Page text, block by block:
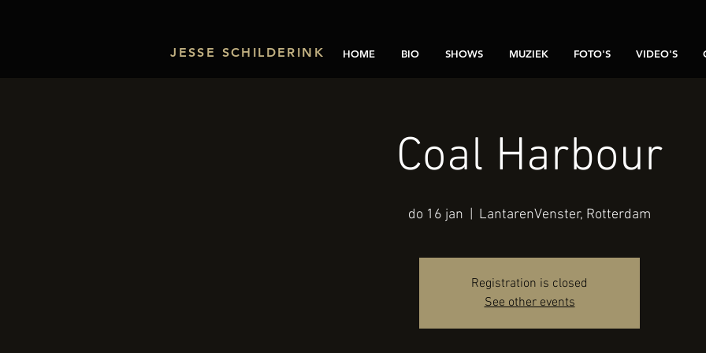
JESSE SCHILDERINK HOME BIO SHOWS MUZIEK FOTO'S VIDEO'S
Coal Harbour
do 16 jan LantarenVenster, Rotterdam
Registration is closed
See other events